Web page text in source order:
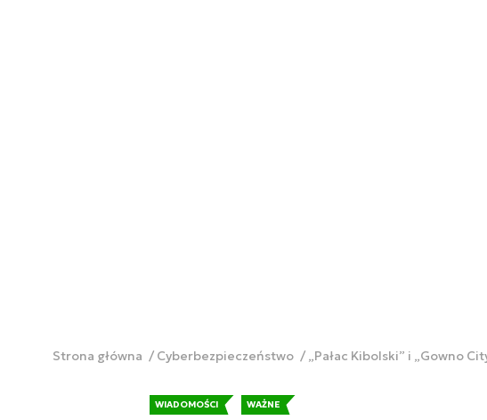
Strona główna Cyberbezpieczeństwo „Pałac Kibolski” i „Gowno
WIADOMOŚCI WAŻNE